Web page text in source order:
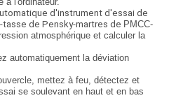
d'instrument d'essai de
de Pensky-martres de PMCC-
atmosphérique et calculer la
automatiquement la déviation
mettez à feu, détectez et
se soulevant en haut et en bas